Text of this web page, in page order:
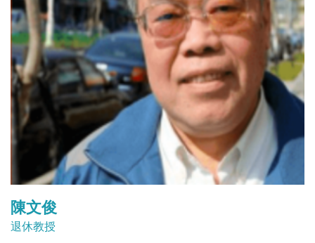
陳文俊
退休教授